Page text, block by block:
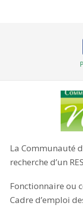
La Communauté
recherche d’un
Fonctionnaire ou
Cadre d’emploi